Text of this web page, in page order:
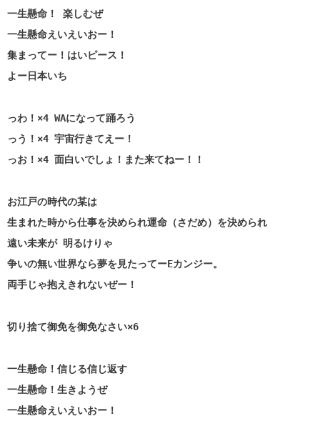
一生懸命！ 楽しむぜ
一生懸命えいえいおー！
集まってー！はいピース！
よー日本いち
っわ！×4 WAになって踊ろう
っう！×4 宇宙行きてえー！
っお！×4 面白いでしょ！また来てねー！！
お江戸の時代の某は
生まれた時から仕事を決められ運命（さだめ）を決められ
遠い未来が 明るけりゃ
争いの無い世界なら夢を見たってーEカンジー。
両手じゃ抱えきれないぜー！
切り捨て御免を御免なさい×6
一生懸命！信じる信じ返す
一生懸命！生きようぜ
一生懸命えいえいおー！